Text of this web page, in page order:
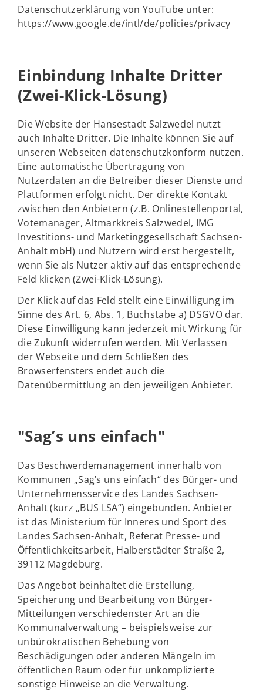
Datenschutzerklärung von YouTube unter:
https://www.google.de/intl/de/policies/privacy
Einbindung Inhalte Dritter
(Zwei-Klick-Lösung)
Die Website der Hansestadt Salzwedel nutzt
auch Inhalte Dritter. Die Inhalte können Sie auf
unseren Webseiten datenschutzkonform nutzen.
Eine automatische Übertragung von
Nutzerdaten an die Betreiber dieser Dienste und
Plattformen erfolgt nicht. Der direkte Kontakt
zwischen den Anbietern (z.B. Onlinestellenportal,
Votemanager, Altmarkkreis Salzwedel, IMG
Investitions- und Marketinggesellschaft Sachsen-
Anhalt mbH) und Nutzern wird erst hergestellt,
wenn Sie als Nutzer aktiv auf das entsprechende
Feld klicken (Zwei-Klick-Lösung).
Der Klick auf das Feld stellt eine Einwilligung im
Sinne des Art. 6, Abs. 1, Buchstabe a) DSGVO dar.
Diese Einwilligung kann jederzeit mit Wirkung für
die Zukunft widerrufen werden. Mit Verlassen
der Webseite und dem Schließen des
Browserfensters endet auch die
Datenübermittlung an den jeweiligen Anbieter.
"Sag’s uns einfach"
Das Beschwerdemanagement innerhalb von
Kommunen „Sag’s uns einfach“ des Bürger- und
Unternehmensservice des Landes Sachsen-
Anhalt (kurz „BUS LSA“) eingebunden. Anbieter
ist das Ministerium für Inneres und Sport des
Landes Sachsen-Anhalt, Referat Presse- und
Öffentlichkeitsarbeit, Halberstädter Straße 2,
39112 Magdeburg.
Das Angebot beinhaltet die Erstellung,
Speicherung und Bearbeitung von Bürger-
Mitteilungen verschiedenster Art an die
Kommunalverwaltung – beispielsweise zur
unbürokratischen Behebung von
Beschädigungen oder anderen Mängeln im
öffentlichen Raum oder für unkomplizierte
sonstige Hinweise an die Verwaltung.